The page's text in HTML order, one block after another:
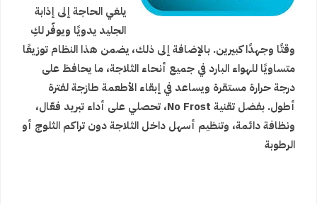
يلغي الحاجة إلى إذابة
الجليد يدويًا ويوفّر لكِ
وقتًا وجهدًا كبيرين. بالإضافة إلى ذلك، يضمن هذا النظام توزيعًا
متساويًا للهواء البارد في جميع أنحاء الثلاجة، ما يحافظ على
درجة حرارة مستقرة ويساعد في إبقاء الأطعمة طازجة لفترة
أطول. بفضل تقنية No Frost، تحصلي على أداء تبريد فعّال،
ونظافة دائمة، وتنظيم أسهل داخل الثلاجة دون تراكم الثلوج أو
الرطوبة